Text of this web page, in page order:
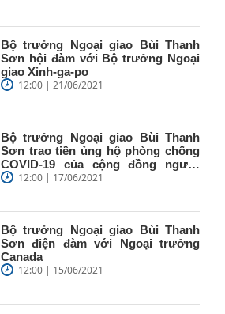
Bộ trưởng Ngoại giao Bùi Thanh
Sơn hội đàm với Bộ trưởng Ngoại
giao Xinh-ga-po
12:00 | 21/06/2021
Bộ trưởng Ngoại giao Bùi Thanh
Sơn trao tiền ủng hộ phòng chống
COVID-19 của cộng đồng người
Việt...12:00 | 17/06/2021
Bộ trưởng Ngoại giao Bùi Thanh
Sơn điện đàm với Ngoại trưởng
Canada
12:00 | 15/06/2021